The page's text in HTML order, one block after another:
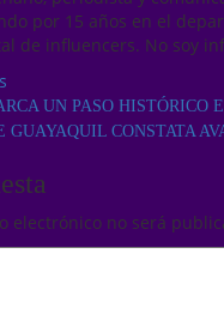
por 15 años en el
de influencers. No soy
UN PASO HISTÓRICO
GUAYAQUIL CONSTATA
electrónico no será